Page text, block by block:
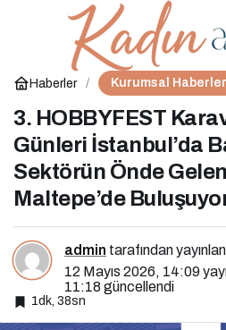
Haberler Kurumsal Haberler
3. HOBBYFEST
Günleri İstanbul’da
Sektörün Önde
Maltepe’de
admin tarafından
12 Mayıs 2026, 14:09
11:18 güncellendi
1dk, 38sn
Anneler Günü Özel: Çinli
Annelerin İlham Veren
Hikayeleri ve Xi Jinping
Üzerindeki Etkileri